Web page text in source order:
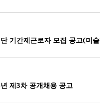
기간제근로자 모집 공고(미
제3차 공개채용 공고